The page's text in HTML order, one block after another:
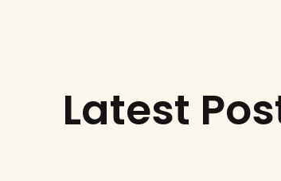
Latest